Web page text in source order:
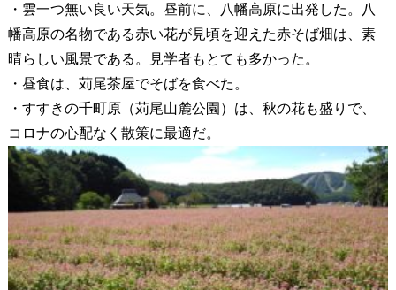
・雲一つ無い良い天気。昼前に、八幡高原に出発した。八
幡高原の名物である赤い花が見頃を迎えた赤そば畑は、素
晴らしい風景である。見学者もとても多かった。
・昼食は、苅尾茶屋でそばを食べた。
・すすきの千町原（苅尾山麓公園）は、秋の花も盛りで、
コロナの心配なく散策に最適だ。